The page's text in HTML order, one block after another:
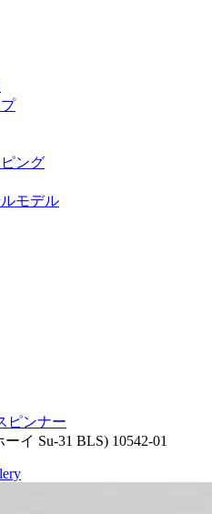
ング
モデル
ピンナー
イ Su-31 BLS) 10542-01